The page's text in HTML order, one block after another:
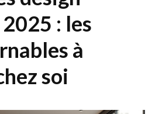
: les
à
soi